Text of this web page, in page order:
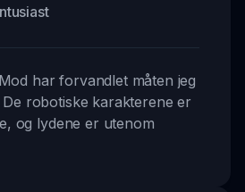
har forvandlet måten jeg
robotiske karakterene er
og lydene er utenom